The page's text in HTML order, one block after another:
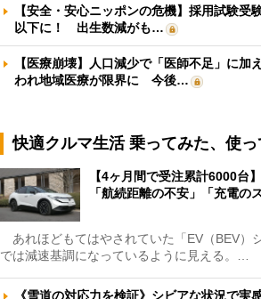
【安全・安心ニッポンの危機】採用試験受
以下に！ 出生数減がも…
【医療崩壊】人口減少で「医師不足」に加
われ地域医療が限界に 今後…
快適クルマ生活 乗ってみた、使っ
【4ヶ月間で受注累計6000台
「航続距離の不安」「充電
あれほどもてはやされていた「EV（BEV）
では減速基調になっているように見える。…
《雪道の対応力を検証》シビアな状況で実